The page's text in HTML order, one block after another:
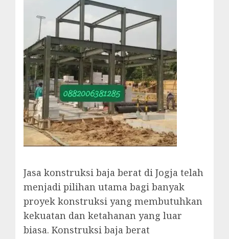
Jasa konstruksi baja berat di Jogja telah
menjadi pilihan utama bagi banyak
proyek konstruksi yang membutuhkan
kekuatan dan ketahanan yang luar
biasa. Konstruksi baja berat